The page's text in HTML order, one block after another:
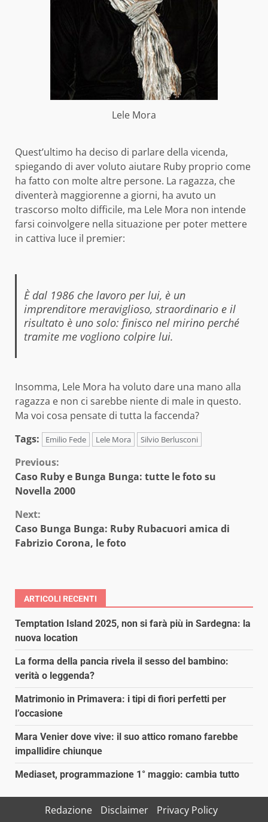
Lele Mora
Quest’ultimo ha deciso di parlare della vicenda,
spiegando di aver voluto aiutare Ruby proprio come
ha fatto con molte altre persone. La ragazza, che
diventerà maggiorenne a giorni, ha avuto un
trascorso molto difficile, ma Lele Mora non intende
farsi coinvolgere nella situazione per poter mettere
in cattiva luce il premier:
È dal 1986 che lavoro per lui, è un
imprenditore meraviglioso, straordinario e il
risultato è uno solo: finisco nel mirino perché
tramite me vogliono colpire lui.
Insomma, Lele Mora ha voluto dare una mano alla
ragazza e non ci sarebbe niente di male in questo.
Ma voi cosa pensate di tutta la faccenda?
Tags:
Emilio Fede Lele Mora Silvio Berlusconi
Continue
Reading
Previous:
Caso Ruby e Bunga Bunga: tutte le foto su
Novella 2000
Next:
Caso Bunga Bunga: Ruby Rubacuori amica di
Fabrizio Corona, le foto
ARTICOLI RECENTI
Temptation Island 2025, non si farà più in Sardegna: la
nuova location
La forma della pancia rivela il sesso del bambino:
verità o leggenda?
Matrimonio in Primavera: i tipi di fiori perfetti per
l’occasione
Mara Venier dove vive: il suo attico romano farebbe
impallidire chiunque
Mediaset, programmazione 1° maggio: cambia tutto
Redazione Disclaimer Privacy Policy